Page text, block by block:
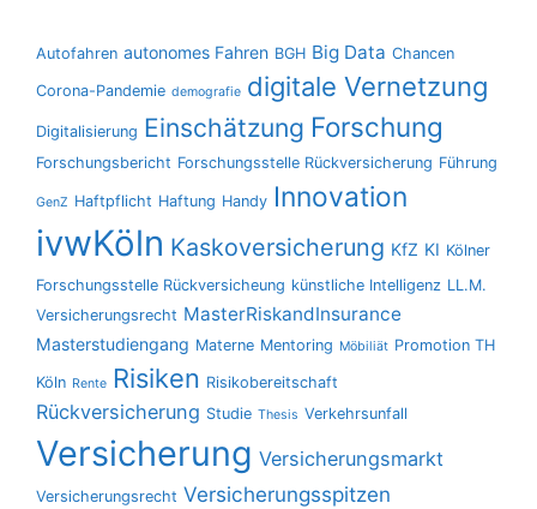
Autofahren autonomes Fahren BGH Big Data Chancen
Corona-Pandemie demografie digitale Vernetzung
Digitalisierung Einschätzung Forschung
Forschungsbericht Forschungsstelle Rückversicherung Führung
GenZ Haftpflicht Haftung Handy Innovation
ivwKöln Kaskoversicherung KfZ KI Kölner
Forschungsstelle Rückversicheung künstliche Intelligenz LL.M.
Versicherungsrecht MasterRiskandInsurance
Masterstudiengang Materne Mentoring Möbiliät Promotion TH
Köln Rente Risiken Risikobereitschaft
Rückversicherung Studie Thesis Verkehrsunfall
Versicherung Versicherungsmarkt
Versicherungsrecht Versicherungsspitzen